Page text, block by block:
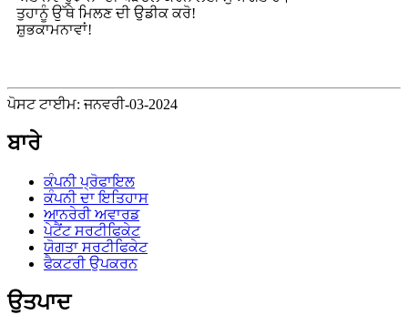
ਤੁਹਾਨੂੰ ਉੱਥੇ ਮਿਲਣ ਦੀ ਉਡੀਕ ਕਰੋ!
ਸ਼ੁਭਕਾਮਨਾਵਾਂ!
ਪੋਸਟ ਟਾਈਮ: ਜਨਵਰੀ-03-2024
ਬਾਰੇ
ਕੰਪਨੀ ਪ੍ਰੋਫਾਇਲ
ਕੰਪਨੀ ਦਾ ਇਤਿਹਾਸ
ਆਨਰੇਰੀ ਅਵਾਰਡ
ਪੇਟੈਂਟ ਸਰਟੀਫਿਕੇਟ
ਯੋਗਤਾ ਸਰਟੀਫਿਕੇਟ
ਫੈਕਟਰੀ ਉਪਕਰਨ
ਉਤਪਾਦ